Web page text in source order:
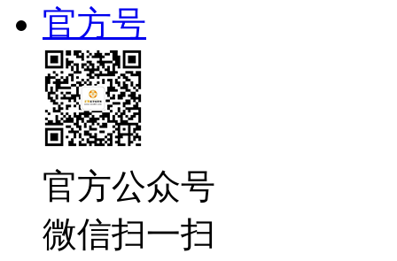
官方号
官方公众号
微信扫一扫